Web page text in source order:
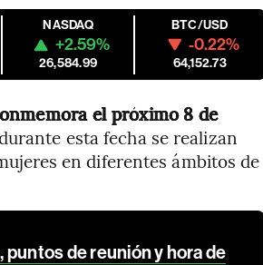
NASDAQ
+2.59%
26,584.99
BTC/USD
-0.22%
64,152.73
el próximo 8 de
esta fecha se realizan
en diferentes ámbitos de
de reunión y hora de